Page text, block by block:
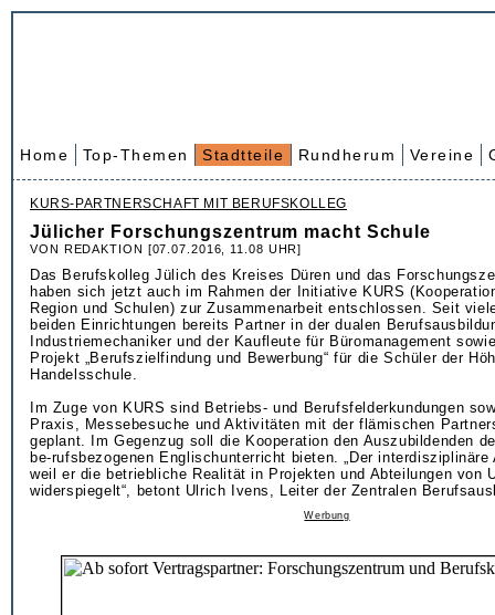
Home Top-Themen Stadtteile Rundherum Vereine
KURS-PARTNERSCHAFT MIT BERUFSKOLLEG
Jülicher Forschungszentrum macht Schule
VON REDAKTION [07.07.2016, 11.08 UHR]
Das Berufskolleg Jülich des Kreises Düren und das
haben sich jetzt auch im Rahmen der Initiative KURS
Region und Schulen) zur Zusammenarbeit entschlossen. Seit
beiden Einrichtungen bereits Partner in der dualen
Industriemechaniker und der Kaufleute für Büromanagement
Projekt „Berufszielfindung und Bewerbung“ für die Schüler der
Handelsschule.
Im Zuge von KURS sind Betriebs- und Berufsfelderkundungen
Praxis, Messebesuche und Aktivitäten mit der flämischen
geplant. Im Gegenzug soll die Kooperation den Auszubildenden
be-rufsbezogenen Englischunterricht bieten. „Der
weil er die betriebliche Realität in Projekten und Abteilungen von
widerspiegelt“, betont Ulrich Ivens, Leiter der Zentralen
Werbung